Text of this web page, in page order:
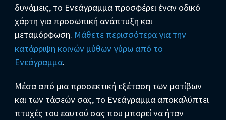
δυνάμεις, το Ενεάγραμμα προσφέρει έναν οδικό
χάρτη για προσωπική ανάπτυξη και
μεταμόρφωση. Μάθετε περισσότερα για την
κατάρριψη κοινών μύθων γύρω από το
Ενεάγραμμα.
Μέσα από μια προσεκτική εξέταση των μοτίβων
και των τάσεών σας, το Ενεάγραμμα αποκαλύπτει
πτυχές του εαυτού σας που μπορεί να ήταν